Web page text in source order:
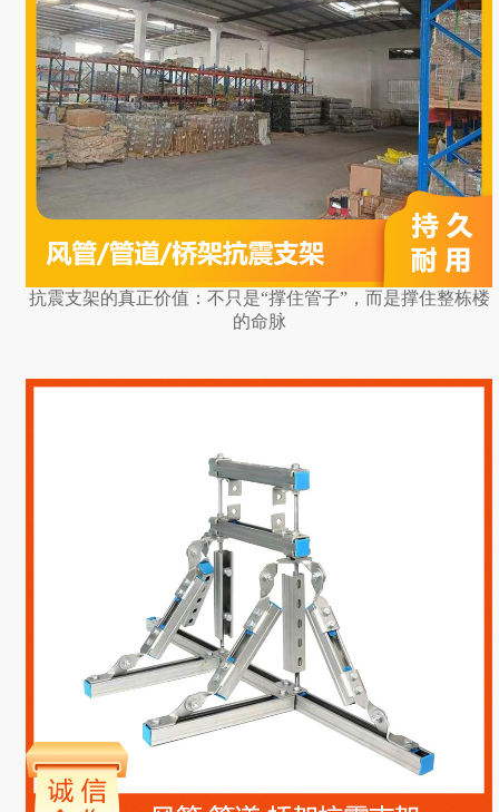
抗震支架的真正价值：不只是“撑住管子”，而是撑住整栋楼
的命脉